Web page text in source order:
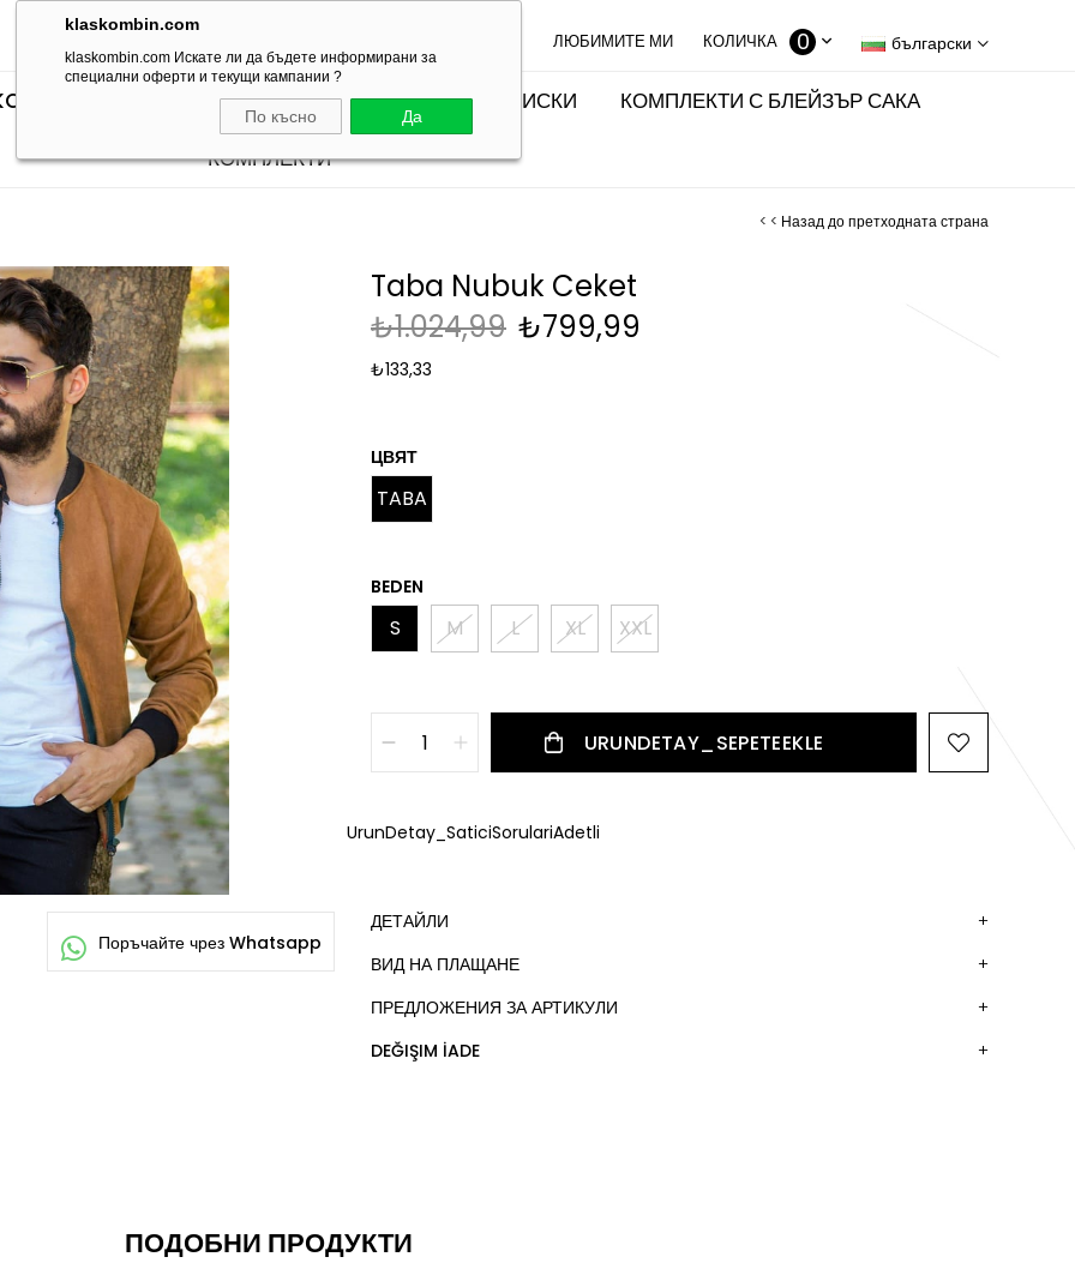
klaskombin.com
klaskombin.com Искате ли да бъдете информирани за
специални оферти и текущи кампании ?
По късно Да
български
КОЛИЧКА 0
SEÇTİKLERİMİZ КОМПЛЕКТИ С ТЕНИСКИ
КОМПЛЕКТИ С БЛЕЙЗЪР САКА
КОМПЛЕКТИ
< < Назад до претходната страна
Taba Nubuk Ceket
₺1.024,99 ₺799,99
₺133,33
ЦВЯТ
TABA
BEDEN
S M L XL XXL
UrunDetay_SaticiSorulariAdetli
ДЕТАЙЛИ
ВИД НА ПЛАЩАНЕ
ПРЕДЛОЖЕНИЯ ЗА АРТИКУЛИ
DEĞIŞIM İADE
ПОДОБНИ ПРОДУКТИ